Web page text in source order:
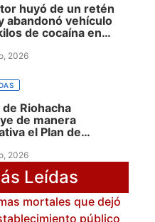
huyó de un retén
abandonó vehículo
de cocaína en
2026
Riohacha
de manera
el Plan de
de El Niño
2026
Leídas
mortales que dejó
público